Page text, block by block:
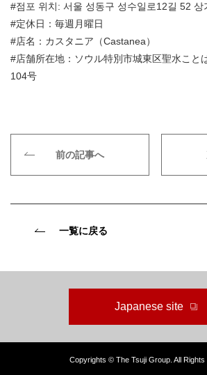
#점포 위치: 서울 성동구 성수일로12길 52 상
#定休日：毎週月曜日
#店名：カスタニア（Castanea）
#店舗所在地：ソウル特別市城東区聖水こ
104号
前の記事へ
一覧に戻る
Japanese site
Copyrights © The Tsuji Group. All Rights